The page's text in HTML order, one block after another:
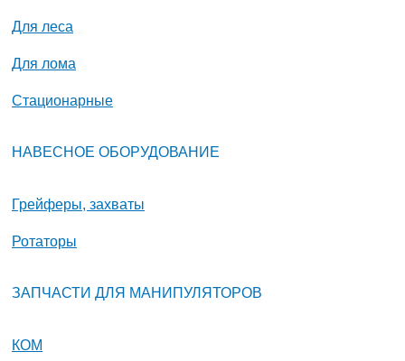
Для леса
Для лома
Стационарные
НАВЕСНОЕ ОБОРУДОВАНИЕ
Грейферы, захваты
Ротаторы
ЗАПЧАСТИ ДЛЯ МАНИПУЛЯТОРОВ
КОМ